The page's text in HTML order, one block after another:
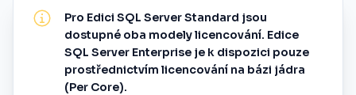
Pro Edici SQL Server Standard jsou
dostupné oba modely licencování. Edice
SQL Server Enterprise je k dispozici pouze
prostřednictvím licencování na bázi jádra
(Per Core).